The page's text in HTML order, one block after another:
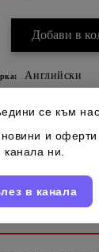
Английски
се към
и оферти
канала ни.
в канала